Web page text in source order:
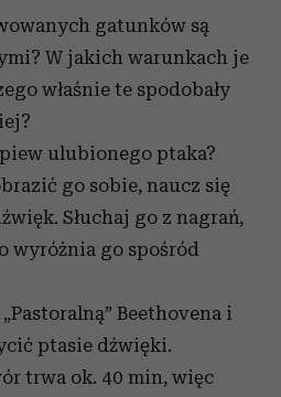
do spersonalizowania treści
społecznościowe i
witrynie. Informacje o tym, jak
udostępniamy partnerom
i analitycznym.
te informacje z innymi danymi
uzyskanymi podczas
gatunków są
W jakich warunkach je
właśnie te spodobały
ulubionego ptaka?
go sobie, naucz się
Słuchaj go z nagrań,
wyróżnia go spośród
Beethovena i
ptasie dźwięki.
trwa ok. 40 min, więc